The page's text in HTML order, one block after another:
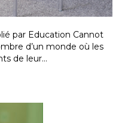
par Education Cannot
d’un monde où les
de leur…